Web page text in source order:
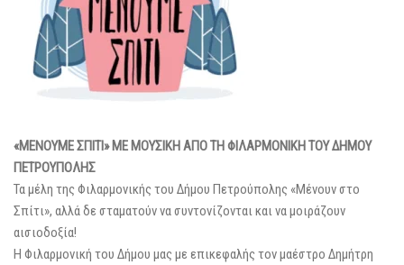
«ΜΕΝΟΥΜΕ ΣΠΙΤΙ» ΜΕ ΜΟΥΣΙΚΗ ΑΠΟ ΤΗ ΦΙΛΑΡΜΟΝΙΚΗ ΤΟΥ ΔΗΜΟΥ
ΠΕΤΡΟΥΠΟΛΗΣ
Τα μέλη της Φιλαρμονικής του Δήμου Πετρούπολης «Μένουν στο
Σπίτι», αλλά δε σταματούν να συντονίζονται και να μοιράζουν
αισιοδοξία!
Η Φιλαρμονική του Δήμου μας με επικεφαλής τον μαέστρο Δημήτρη